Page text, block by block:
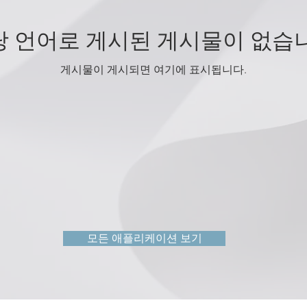
언어로 게시된 게시물이 없습
게시물이 게시되면 여기에 표시됩니다.
모든 애플리케이션 보기